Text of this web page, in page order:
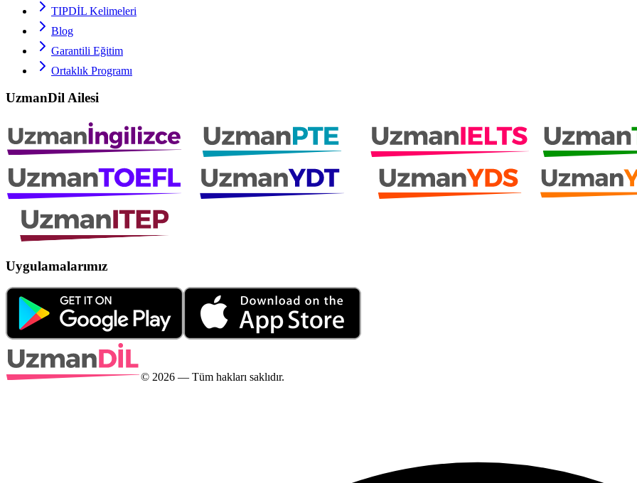
TIPDİL Kelimeleri
Blog
Garantili Eğitim
Ortaklık Programı
UzmanDil Ailesi
Uygulamalarımız
© 2026 — Tüm hakları saklıdır.